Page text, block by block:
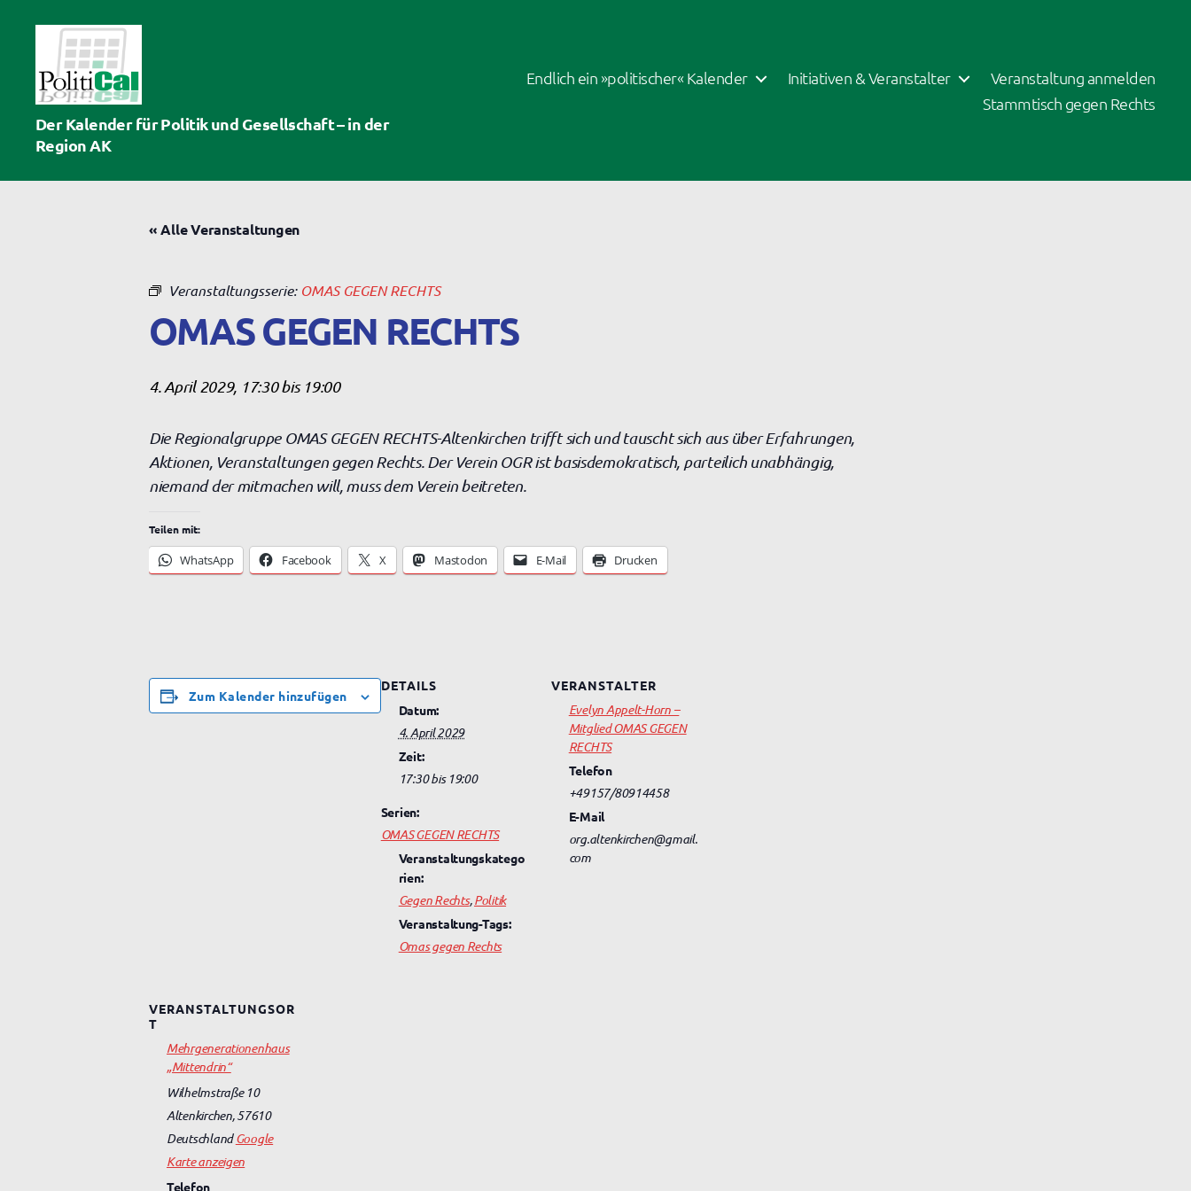
PolitiCal-
AK
Der Kalender für Politik und Gesellschaft – in der
Region AK
Endlich ein »politischer« Kalender Initiativen & Veranstalter
Veranstaltung anmelden
Stammtisch gegen Rechts
« Alle Veranstaltungen
Veranstaltungsserie: OMAS GEGEN RECHTS
OMAS GEGEN RECHTS
4. April 2029, 17:30bis 19:00
Die Regionalgruppe OMAS GEGEN RECHTS-Altenkirchen trifft sich und tauscht sich aus über Erfahrungen,
Aktionen, Veranstaltungen gegen Rechts. Der Verein OGR ist basisdemokratisch, parteilich unabhängig,
niemand der mitmachen will, muss dem Verein beitreten.
Teilen mit:
WhatsApp Facebook X Mastodon E-Mail Drucken
Zum Kalender hinzufügen
DETAILS
Datum:
4. April 2029
Zeit:
17:30 bis 19:00
Serien:
OMAS GEGEN RECHTS
Veranstaltungskatego
rien:
Gegen Rechts,Politik
Veranstaltung-Tags:
Omas gegen Rechts
VERANSTALTER
Evelyn Appelt-Horn –
Mitglied OMAS GEGEN
RECHTS
Telefon
+49157/80914458
E-Mail
org.altenkirchen@gmail.
com
VERANSTALTUNGSOR
T
Mehrgenerationenhaus
„Mittendrin“
Wilhelmstraße 10
Altenkirchen,57610
Deutschland Google
Karte anzeigen
Telefon